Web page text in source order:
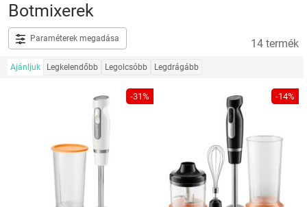
Botmixerek
Paraméterek megadása 14 termék
Ajánljuk Legkelendőbb Legolcsóbb Legdrágább
-31% -14%